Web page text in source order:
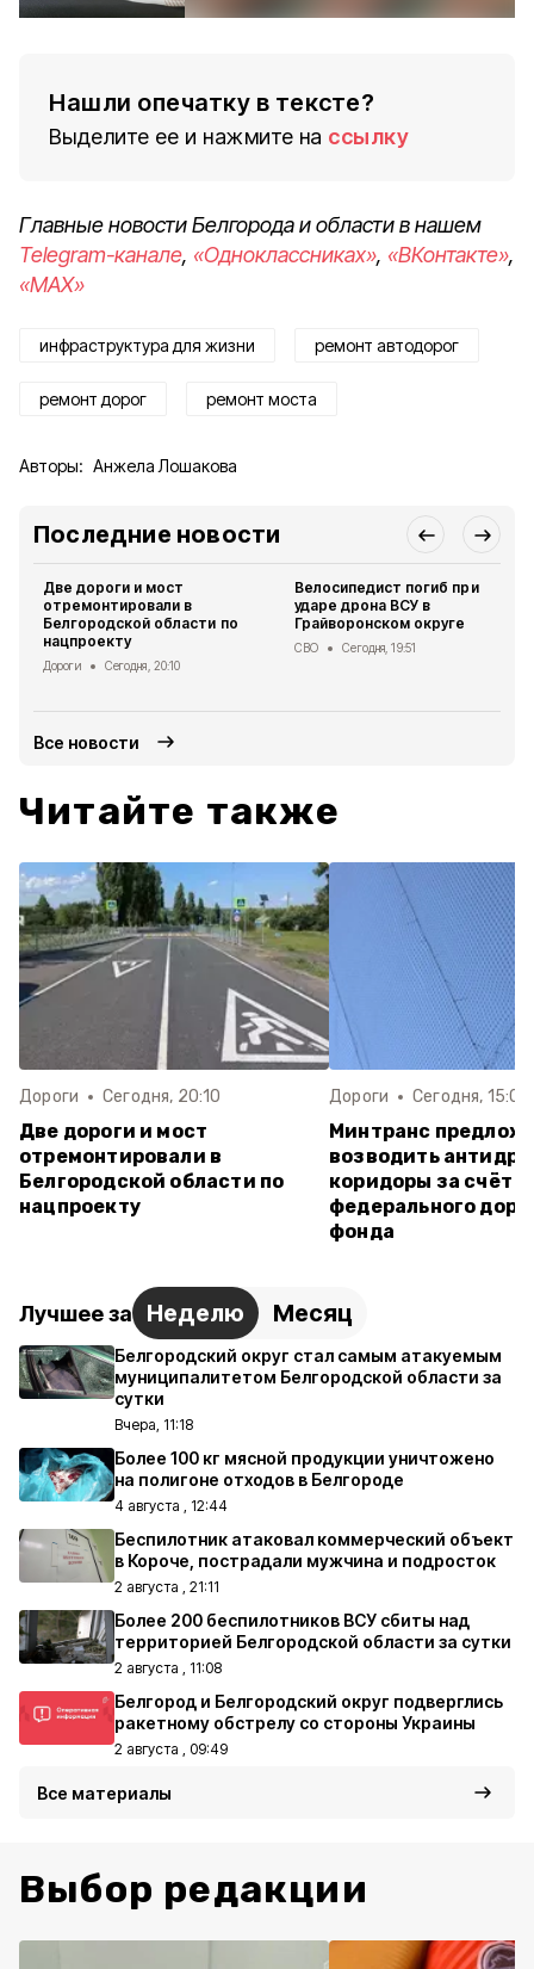
Нашли опечатку в тексте?
Выделите ее и нажмите на ссылку
Главные новости Белгорода и области в нашем
Telegram-канале, «Одноклассниках», «ВКонтакте»,
«MAX»
инфраструктура для жизни ремонт автодорог
ремонт дорог ремонт моста
Авторы: Анжела Лошакова
Последние новости
Две дороги и мост
отремонтировали в
Белгородской области по
нацпроекту
Дороги Сегодня, 20:10
Велосипедист погиб при
ударе дрона ВСУ в
Грайворонском округе
СВО Сегодня, 19:51
Все новости
Читайте также
Дороги Сегодня, 20:10
Две дороги и мост
отремонтировали в
Белгородской области по
нацпроекту
Дороги Сегодня, 15:07
Минтранс
возводить
коридоры за счёт
федерального
фонда
Лучшее за Неделю Месяц
Белгородский округ стал самым атакуемым
муниципалитетом Белгородской области за
сутки
Вчера, 11:18
Более 100 кг мясной продукции уничтожено
на полигоне отходов в Белгороде
4 августа , 12:44
Беспилотник атаковал коммерческий объект
в Короче, пострадали мужчина и подросток
2 августа , 21:11
Более 200 беспилотников ВСУ сбиты над
территорией Белгородской области за сутки
2 августа , 11:08
Белгород и Белгородский округ подверглись
ракетному обстрелу со стороны Украины
2 августа , 09:49
Все материалы
Выбор редакции